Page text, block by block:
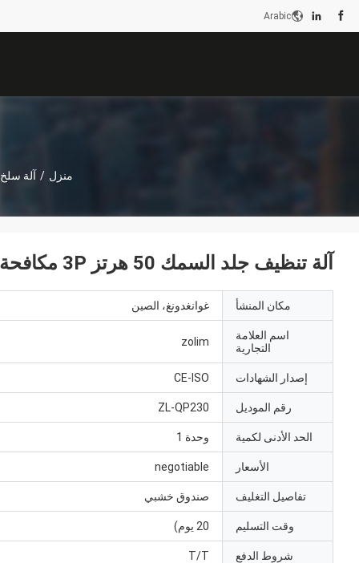
Arabic
منزل / آلة
آلة تنظيف جلد السمك 50 هرتز 3P مكافحة التآكل 300-400 كجم / ساعة
مكان المنشأ غوانغدونغ، الصين
اسم العلامة
التجارية
zolim
إصدار الشهادات CE-ISO
رقم الموديل ZL-QP230
الحد الأدنى لكمية وحدة 1
الأسعار negotiable
تفاصيل التغليف صندوق خشبي
وقت التسليم 20 يوم)
شروط الدفع T/T